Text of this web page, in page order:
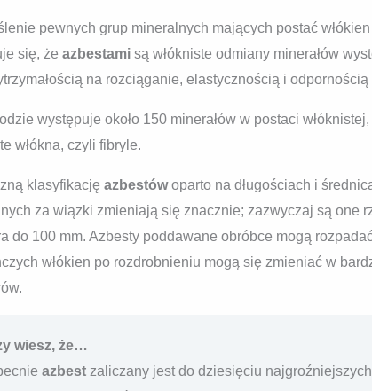
pewnych grup mineralnych mających postać
się, że azbestami są włókniste odmiany minerałów
na rozciąganie, elastycznością i
występuje około 150 minerałów w postaci
włókna, czyli fibryle.
klasyfikację azbestówoparto na długościach i
za wiązki zmieniają się znacznie; zazwyczaj są one
do 100 mm. Azbesty poddawane obróbce mogą
włókien po rozdrobnieniu mogą się zmieniać w
wiesz, że…
azbest zaliczany jest do dziesięciu